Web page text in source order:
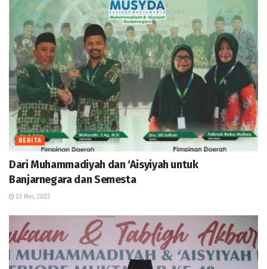
BERITA
Dari Muhammadiyah dan ‘Aisyiyah untuk
Banjarnegara dan Semesta
23 Mei, 2023